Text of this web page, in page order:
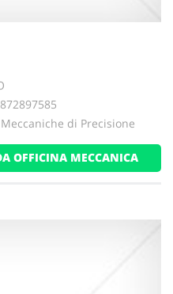
di Precisione
OFFICINA MECCANICA